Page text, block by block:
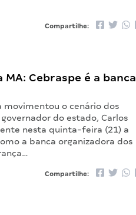
Compartilhe:
Cebraspe é a banca
o cenário dos
do estado, Carlos
nesta quinta-feira (21) a
a banca organizadora dos
Compartilhe: